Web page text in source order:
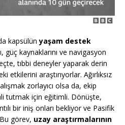
kapsülünyaşam destek
kaynaklarını ve navigasyon
tıbbi deneyler yaparak derin
etkilerini araştırıyorlar. Ağırlıksız
zorlayıcı olsa da, ekip
tutmak için eğitimli. Dönüşte,
bir iniş onları bekliyor ve Pasifik
görev, uzay araştırmalarının